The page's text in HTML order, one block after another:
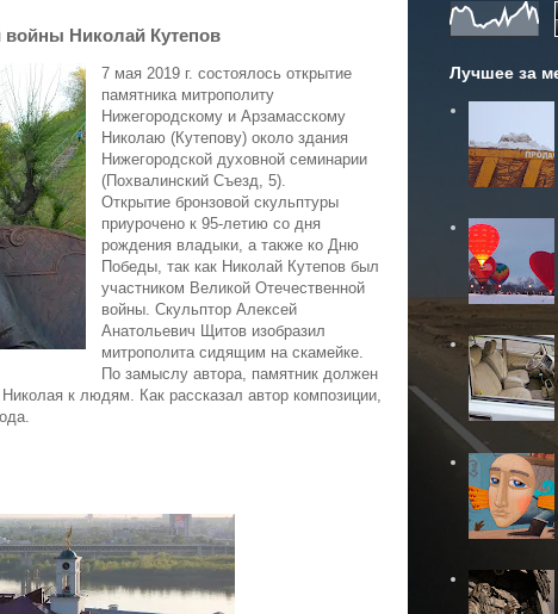
войны Николай Кутепов
7 мая 2019 г. состоялось открытие
памятника митрополиту
Нижегородскому и Арзамасскому
Николаю (Кутепову) около здания
Нижегородской духовной семинарии
(Похвалинский Съезд, 5).
Открытие бронзовой скульптуры
приурочено к 95-летию со дня
рождения владыки, а также ко Дню
Победы, так как Николай Кутепов был
участником Великой Отечественной
войны. Скульптор Алексей
Анатольевич Щитов изобразил
митрополита сидящим на скамейке.
По замыслу автора, памятник должен
к людям. Как рассказал автор композиции,
Лучшее за